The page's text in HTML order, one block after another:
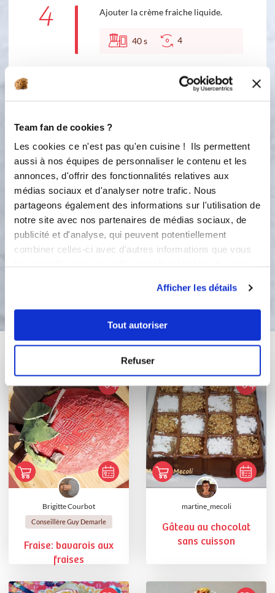
Team fan de cookies ?
Les cookies ce n'est pas qu'en cuisine ! Ils permettent
aussi à nos équipes de personnaliser le contenu et les
annonces, d'offrir des fonctionnalités relatives aux
médias sociaux et d'analyser notre trafic. Nous
partageons également des informations sur l'utilisation de
notre site avec nos partenaires de médias sociaux, de
publicité et d'analyse, qui peuvent potentiellement
combiner celles-ci avec d'autres informations que vous
Afficher les détails
Tout autoriser
Refuser
4 Ajouter la crème fraiche liquide.
40s 4
Préparer le sirop en mélangeant les
ingrédients, les dissoudre et au besoin
1
6
Tremper les biscuits à la cuillère dans
le sirop, et disposer dans le moule à
charlotte. Ajouter la mousse de
framboises et mettre au frais au
moins 6h.
Bon appétit !
Vous aimerez aussi ...
Brigitte Courbot
Conseillère Guy Demarle
Fraise: bavarois aux
fraises
martine_mecoli
Gâteau au chocolat
sans cuisson